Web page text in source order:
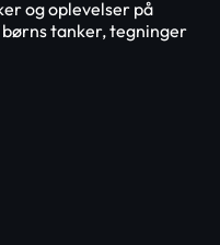
og oplevelser på
tanker, tegninger